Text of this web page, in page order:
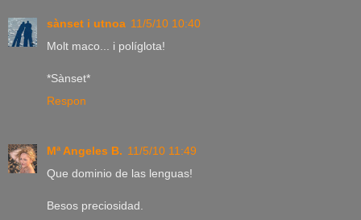
sànset i utnoa 11/5/10 10:40
Molt maco... i políglota!
*Sànset*
Respon
Mª Angeles B. 11/5/10 11:49
Que dominio de las lenguas!
Besos preciosidad.